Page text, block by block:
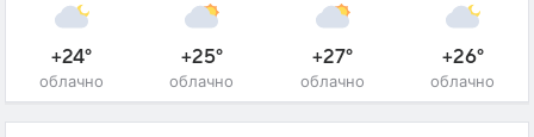
+24°
облачно
+25°
облачно
+27°
облачно
+26°
облачно